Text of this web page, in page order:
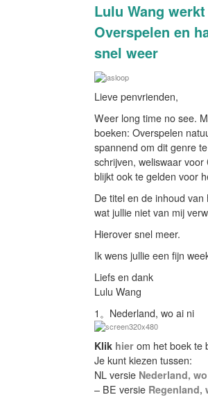
Lulu Wang
Overspelen en
snel weer
Lieve penvrienden,
Weer long time no see.
boeken: Overspelen
spannend om dit genre
schrijven, weliswaar
blijkt ook te gelden voor
De titel en de inhoud
wat jullie niet van mij
Hierover snel meer.
Ik wens jullie een fijn
Liefs en dank
Lulu Wang
1。Nederland, wo ai ni
Klik hierom het boek te
Je kunt kiezen tussen:
NL versie Nederland,
– BE versie Regenland,